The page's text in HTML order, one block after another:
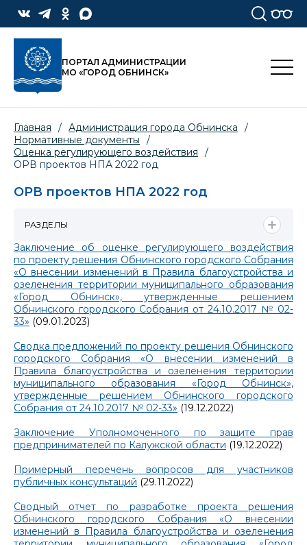
ПОРТАЛ АДМИНИСТРАЦИИ
МО «ГОРОД ОБНИНСК»
Главная / Администрация города Обнинска
/
Нормативные документы
/
Оценка регулирующего воздействия
/
ОРВ проектов НПА 2022 год
ОРВ проектов НПА 2022 год
Заключение об оценке регулирующего воздействия
по проекту решения Обнинского городского Собрания
«О внесении изменений в Правила благоустройства и
озеленения территории муниципального образования
«Город Обнинск», утвержденные решением
Обнинского городского Собрания от 24.10.2017 № 02-
33» (09.01.2023)
Сводка предложений по проекту решения Обнинского
городского Собрания «О внесении изменений в
Правила благоустройства и озеленения территории
муниципального образования «Город Обнинск»,
утвержденные решением Обнинского городского
Собрания от 24.10.2017 № 02-33» (19.12.2022)
Заключение Уполномоченного по защите прав
предпринимателей по Калужской области (19.12.2022)
Примерный перечень вопросов для участников
публичных консультаций (29.11.2022)
Сводный отчет по разработке проекта решения
Обнинского городского Собрания «О внесении
изменений в Правила благоустройства и озеленения
РАЗДЕЛЫ